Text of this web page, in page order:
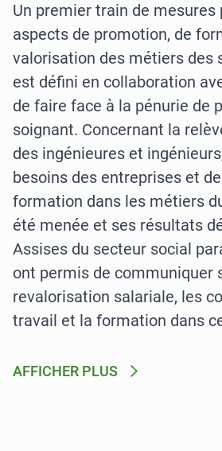
Un premier train de mesures
aspects de promotion, de
valorisation des métiers des
est défini en collaboration
de faire face à la pénurie de
soignant. Concernant la
des ingénieures et
besoins des entreprises et
formation dans les métiers
été menée et ses résultats
Assises du secteur social
ont permis de communiquer
revalorisation salariale, les
travail et la formation dans
AFFICHER PLUS